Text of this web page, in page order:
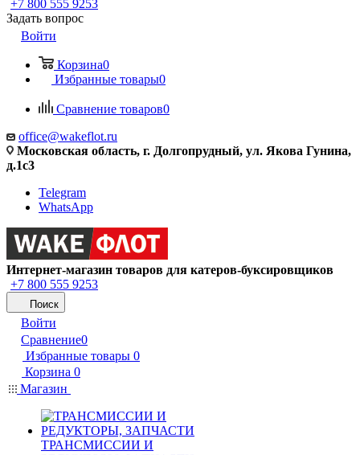
+7 800 555 9253
Задать вопрос
Войти
Корзина0
Избранные товары0
Сравнение товаров0
office@wakeflot.ru
Московская область, г. Долгопрудный, ул. Якова Гунина,
д.1с3
Telegram
WhatsApp
Интернет-магазин товаров для катеров-буксировщиков
+7 800 555 9253
Поиск
Войти
Сравнение0
Избранные товары 0
Корзина 0
Магазин
ТРАНСМИССИИ И